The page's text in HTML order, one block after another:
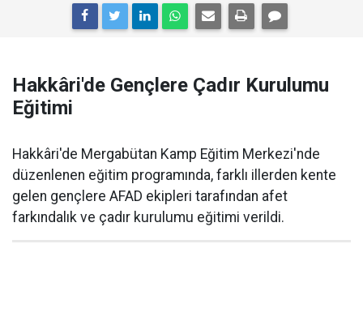
Hakkâri'de Gençlere Çadır Kurulumu
Eğitimi
Hakkâri'de Mergabütan Kamp Eğitim Merkezi'nde
düzenlenen eğitim programında, farklı illerden kente
gelen gençlere AFAD ekipleri tarafından afet
farkındalık ve çadır kurulumu eğitimi verildi.